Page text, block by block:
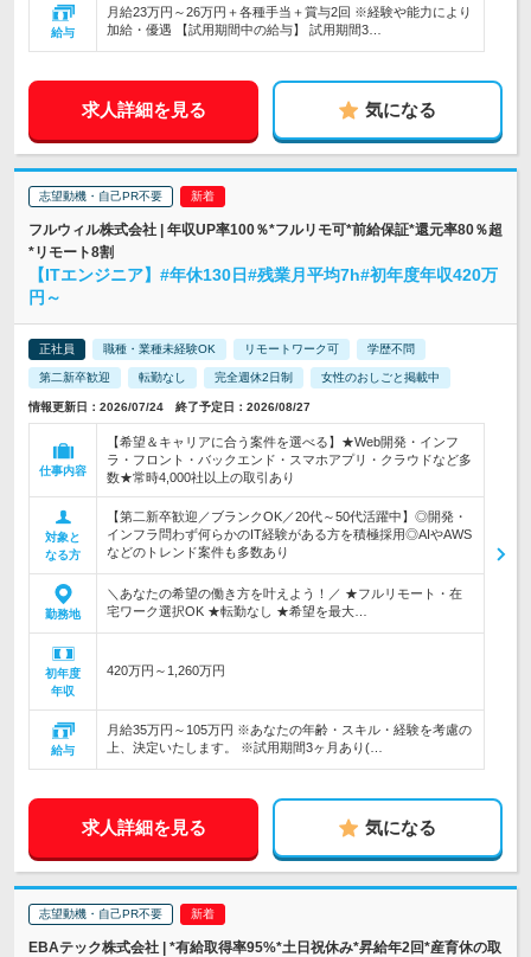
給与
月給23万円～26万円＋各種手当＋賞与2回 ※経験や能力により
加給・優遇 【試用期間中の給与】 試用期間3…
求人詳細を見る 気になる
志望動機・自己PR不要
フルウィル株式会社 | 年収UP率100％*フルリモ可*前給保証*還元率80％超
*リモート8割
【ITエンジニア】#年休130日#残業月平均7h#初年度年収420万
円～
正社員 職種・業種未経験OK リモートワーク可 学歴不問
第二新卒歓迎 転勤なし 完全週休2日制 女性のおしごと掲載中
情報更新日：2026/07/24 終了予定日：2026/08/27
仕事内容
【希望＆キャリアに合う案件を選べる】★Web開発・インフ
ラ・フロント・バックエンド・スマホアプリ・クラウドなど多
数★常時4,000社以上の取引あり
対象と
なる方
【第二新卒歓迎／ブランクOK／20代～50代活躍中】◎開発・
インフラ問わず何らかのIT経験がある方を積極採用◎AIやAWS
などのトレンド案件も多数あり
勤務地
＼あなたの希望の働き方を叶えよう！／ ★フルリモート・在
宅ワーク選択OK ★転勤なし ★希望を最大…
初年度
年収
420万円～1,260万円
給与
月給35万円～105万円 ※あなたの年齢・スキル・経験を考慮の
上、決定いたします。 ※試用期間3ヶ月あり(…
求人詳細を見る 気になる
志望動機・自己PR不要
EBAテック株式会社 | *有給取得率95%*土日祝休み*昇給年2回*産育休の取